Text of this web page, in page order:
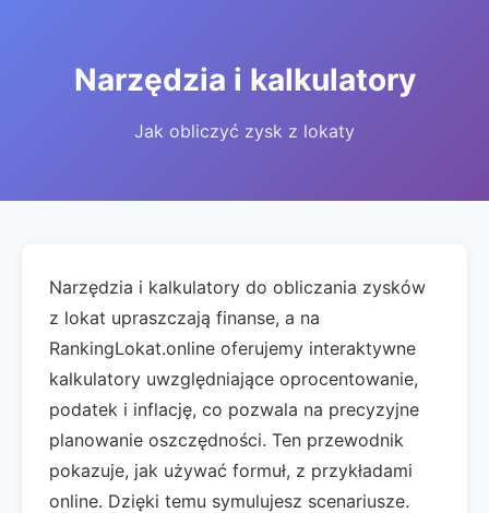
Narzędzia i kalkulatory
Jak obliczyć zysk z lokaty
Narzędzia i kalkulatory do obliczania zysków
z lokat upraszczają finanse, a na
RankingLokat.online oferujemy interaktywne
kalkulatory uwzględniające oprocentowanie,
podatek i inflację, co pozwala na precyzyjne
planowanie oszczędności. Ten przewodnik
pokazuje, jak używać formuł, z przykładami
online. Dzięki temu symulujesz scenariusze.